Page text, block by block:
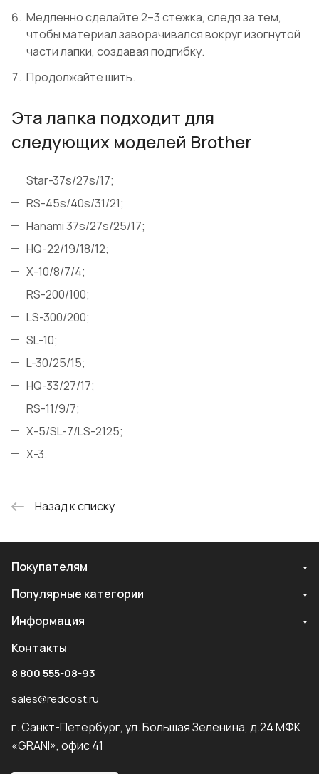
Медленно сделайте 2–3 стежка, следя за тем,
чтобы материал заворачивался вокруг изогнутой
части лапки, создавая подгибку.
Продолжайте шить.
Эта лапка подходит для
следующих моделей Brother
Star-37s/27s/17;
RS-45s/40s/31/21;
Hanami 37s/27s/25/17;
HQ-22/19/18/12;
X-10/8/7/4;
RS-200/100;
LS-300/200;
SL-10;
L-30/25/15;
HQ-33/27/17;
RS-11/9/7;
X-5/SL-7/LS-2125;
X-3.
Назад к списку
Покупателям
Популярные категории
Информация
Контакты
8 800 555-08-93
sales@redcost.ru
г. Санкт-Петербург, ул. Большая Зеленина, д.24 МФК
«GRANI», офис 41